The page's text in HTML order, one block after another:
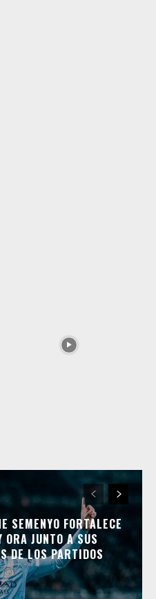
SEMENYO FORTALECE
ORA JUNTO A SUS
DE LOS PARTIDOS